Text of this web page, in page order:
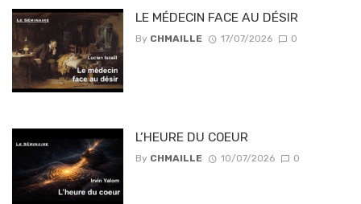
LE MÉDECIN FACE AU DÉSIR
By CHMAILLE 17/07/2026 0
L’HEURE DU COEUR
By CHMAILLE 10/07/2026 0